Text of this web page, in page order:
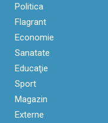
Politica
Flagrant
Economie
Sanatate
Educaţie
Sport
Magazin
Externe